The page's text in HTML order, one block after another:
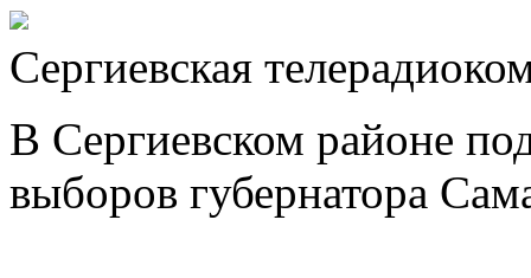
Сергиевская
В Сергиевском районе
выборов губернатора